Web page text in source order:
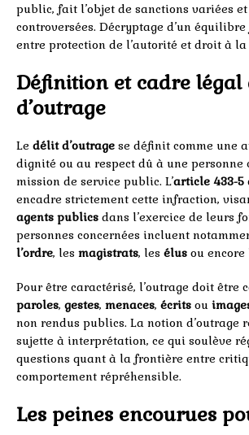
public, fait l’objet de sanctions variées
controversées. Décryptage d’un
entre protection de l’autorité et droit à
Définition et cadre légal
d’outrage
Le délit d’outrage se définit comme une
dignité ou au respect dû à une personne
mission de service public. L’article 433-5
encadre strictement cette infraction,
agents publics dans l’exercice de leurs
personnes concernées incluent
l’ordre, les magistrats, les élus ou encore
Pour être caractérisé, l’outrage doit être
paroles, gestes, menaces, écrits ou
non rendus publics. La notion d’outrage
sujette à interprétation, ce qui soulève
questions quant à la frontière entre
comportement répréhensible.
Les peines encourues